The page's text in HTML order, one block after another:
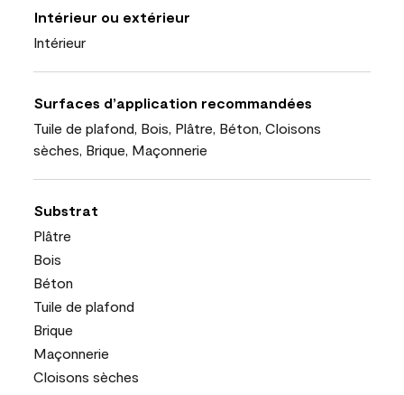
Intérieur ou extérieur
Intérieur
Surfaces d’application recommandées
Tuile de plafond, Bois, Plâtre, Béton, Cloisons
sèches, Brique, Maçonnerie
Substrat
Plâtre
Bois
Béton
Tuile de plafond
Brique
Maçonnerie
Cloisons sèches